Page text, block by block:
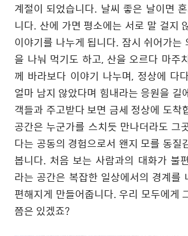
계절이 되었습니다. 날씨 좋은 날이면
니다. 산에 가면 평소에는 서로 말 걸지
이야기를 나누게 됩니다. 잠시 쉬어가는
을 나눠 먹기도 하고, 산을 오르다 마주
께 바라보다 이야기 나누며, 정상에 다
얼마 남지 않았다며 힘내라는 응원을 길
객들과 주고받다 보면 금세 정상에 도착
공간은 누군가를 스치듯 만나더라도 그
다는 공동의 경험으로서 왠지 모를 동질
봅니다. 처음 보는 사람과의 대화가 불
라는 공간은 복잡한 일상에서의 경계를
편해지게 만들어줍니다. 우리 모두에게
쯤은 있겠죠?